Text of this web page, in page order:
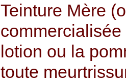
Teinture Mère
lotion ou la
toute